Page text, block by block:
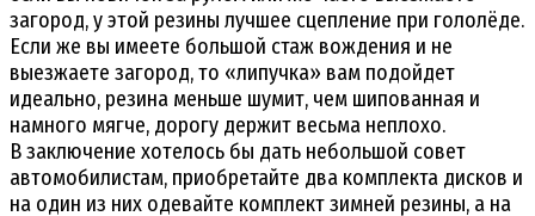
загород, у этой резины лучшее сцепление при гололёде.
Если же вы имеете большой стаж вождения и не
выезжаете загород, то «липучка» вам подойдет
идеально, резина меньше шумит, чем шипованная и
намного мягче, дорогу держит весьма неплохо.
В заключение хотелось бы дать небольшой совет
автомобилистам, приобретайте два комплекта дисков и
на один из них одевайте комплект зимней резины, а на